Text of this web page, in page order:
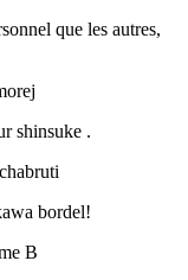
que les autres,
shinsuke .
bordel!
B